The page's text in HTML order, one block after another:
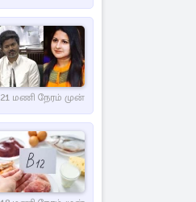
21 மணி நேரம் முன்